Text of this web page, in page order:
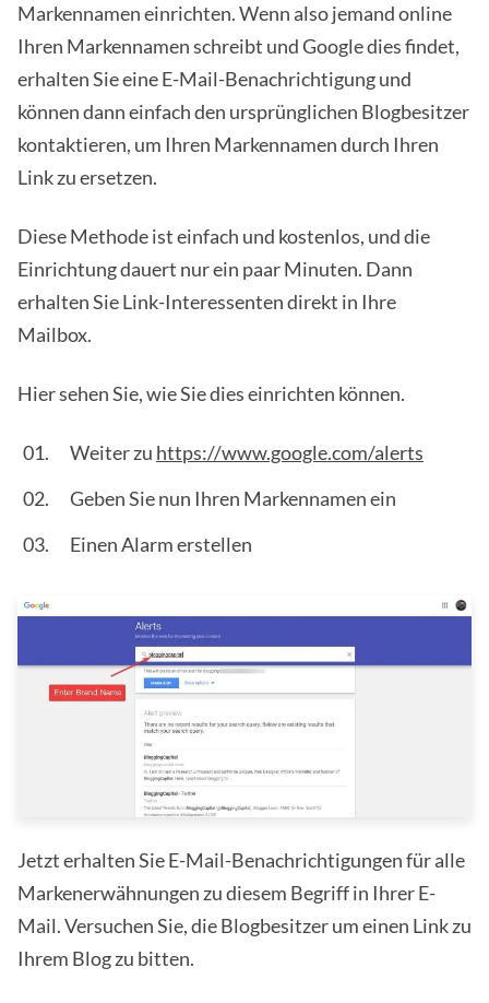
Markennamen einrichten. Wenn also jemand online
Ihren Markennamen schreibt und Google dies findet,
erhalten Sie eine E-Mail-Benachrichtigung und
können dann einfach den ursprünglichen Blogbesitzer
kontaktieren, um Ihren Markennamen durch Ihren
Link zu ersetzen.
Diese Methode ist einfach und kostenlos, und die
Einrichtung dauert nur ein paar Minuten. Dann
erhalten Sie Link-Interessenten direkt in Ihre
Mailbox.
Hier sehen Sie, wie Sie dies einrichten können.
Weiter zu https://www.google.com/alerts
Geben Sie nun Ihren Markennamen ein
Einen Alarm erstellen
Jetzt erhalten Sie E-Mail-Benachrichtigungen für alle
Markenerwähnungen zu diesem Begriff in Ihrer E-
Mail. Versuchen Sie, die Blogbesitzer um einen Link zu
Ihrem Blog zu bitten.